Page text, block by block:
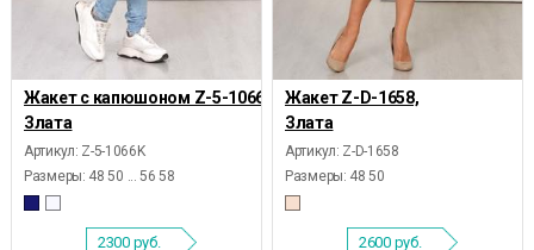
Жакет с капюшоном Z-5-1066K,
Злата
Артикул: Z-5-1066K
Размеры: 48 50 ... 56 58
2300 руб.
Жакет Z-D-1658,
Злата
Артикул: Z-D-1658
Размеры: 48 50
2600 руб.